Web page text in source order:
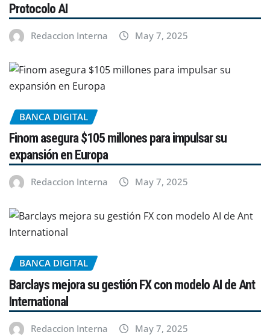
Protocolo AI
Redaccion Interna May 7, 2025
BANCA DIGITAL
Finom asegura $105 millones para impulsar su
expansión en Europa
Redaccion Interna May 7, 2025
BANCA DIGITAL
Barclays mejora su gestión FX con modelo AI de Ant
International
Redaccion Interna May 7, 2025